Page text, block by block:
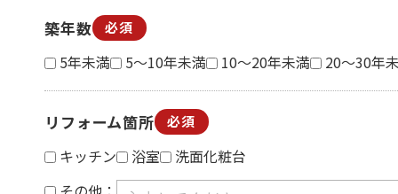
築年数 必須
5年未満 5～10年未満 10～20年未満 20～30年
リフォーム箇所 必須
キッチン 浴室
洗面化粧台